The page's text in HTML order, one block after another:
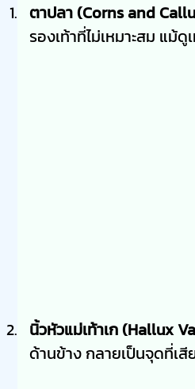
ตาปลา (Corns and
รองเท้าที่ไม่เหมาะสม แม้
นิ้วหัวแม่เท้าเก (Hallux
ด้านข้าง กลายเป็นจุดที่เ